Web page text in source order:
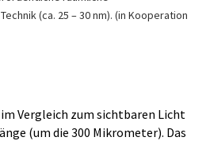
(ca. 25 – 30 nm). (in Kooperation
Vergleich zum sichtbaren Licht
(um die 300 Mikrometer). Das